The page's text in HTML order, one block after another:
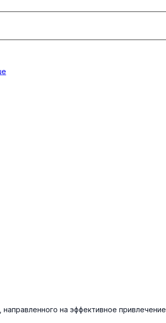
на эффективное привлечение